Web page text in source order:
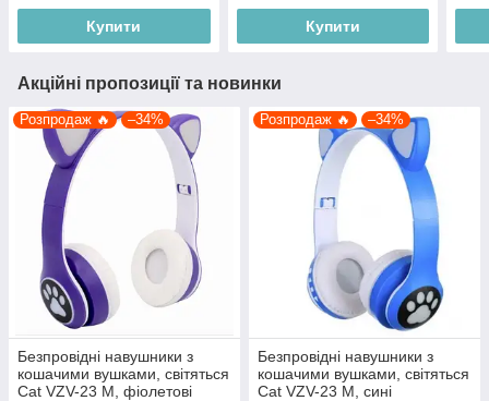
Купити Купити
Акційні пропозиції та новинки
Розпродаж 🔥 –34%
Безпровідні навушники з
кошачими вушками, світяться
Cat VZV-23 M, фіолетові
Розпродаж 🔥 –34%
Безпровідні навушники з
кошачими вушками, світяться
Cat VZV-23 M, сині